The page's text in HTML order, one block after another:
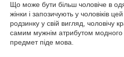
Що може бути більш чоловіче в
жінки і запозичують у чоловіків
родзинку у свій вигляд, чоловічу
самим мужнім атрибутом
предмет піде мова.